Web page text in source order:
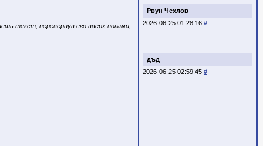
Рвун Чехлов
2026-06-25 01:28:16 #
текст, перевернув его вверх ногами,
дъд
2026-06-25 02:59:45 #